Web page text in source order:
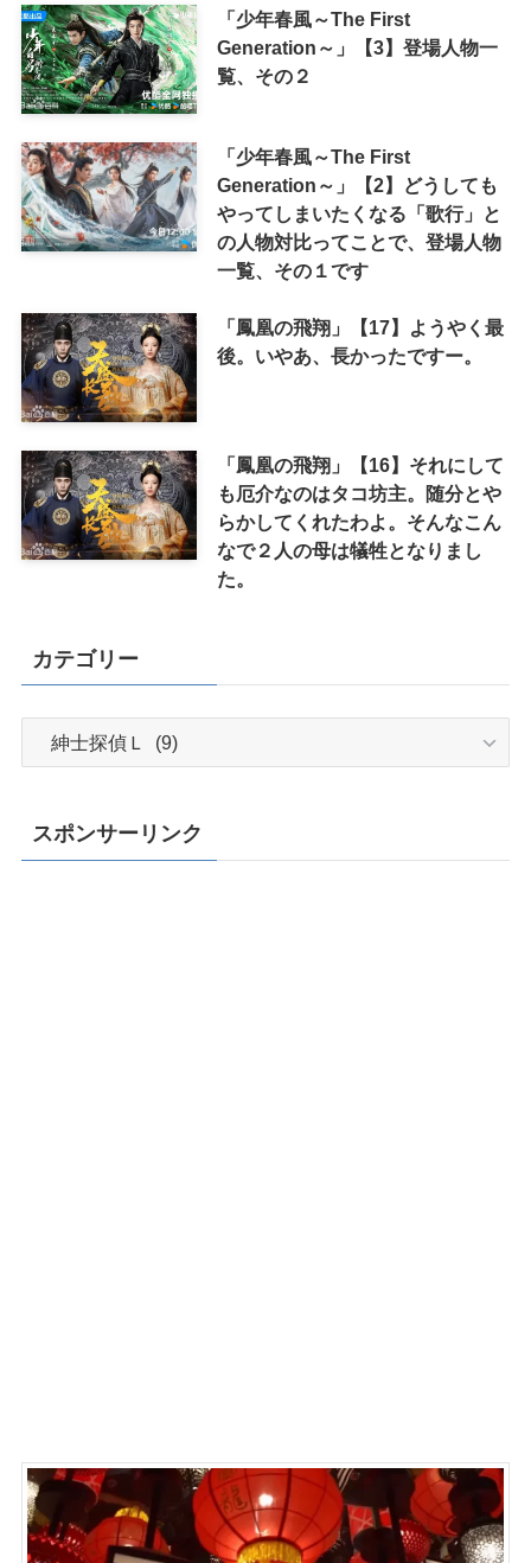
「少年春風～The First
Generation～」【3】登場人物一
覧、その２
「少年春風～The First
Generation～」【2】どうしても
やってしまいたくなる「歌行」と
の人物対比ってことで、登場人物
一覧、その１です
「鳳凰の飛翔」【17】ようやく最
後。いやあ、長かったですー。
「鳳凰の飛翔」【16】それにして
も厄介なのはタコ坊主。随分とや
らかしてくれたわよ。そんなこん
なで２人の母は犠牲となりまし
た。
カテゴリー
スポンサーリンク